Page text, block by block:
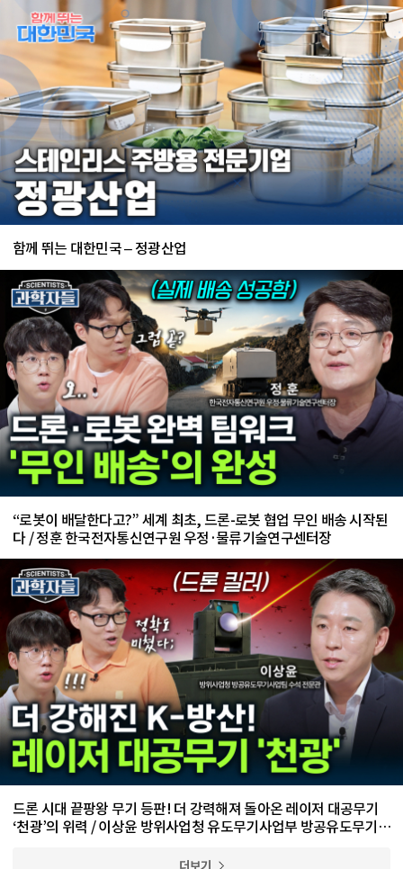
함께 뛰는 대한민국 – 정광산업
“로봇이 배달한다고?” 세계 최초, 드론-로봇 협업 무인 배송 시작된
다 / 정훈 한국전자통신연구원 우정·물류기술연구센터장
드론 시대 끝팡왕 무기 등판! 더 강력해져 돌아온 레이저 대공무기
‘천광’의 위력 / 이상윤 방위사업청 유도무기사업부 방공유도무기사